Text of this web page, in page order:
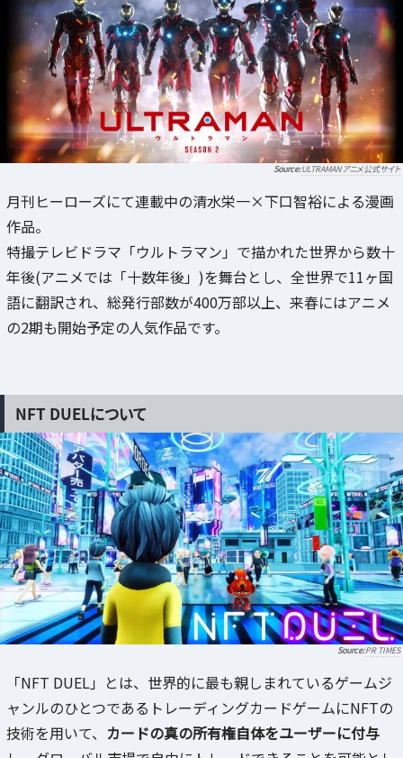
ULTRAMANアニメ公式サイト
月刊ヒーローズにて連載中の清水栄一×下口智裕による漫画
作品。
特撮テレビドラマ「ウルトラマン」で描かれた世界から数十
年後(アニメでは「十数年後」)を舞台とし、全世界で11ヶ国
語に翻訳され、総発行部数が400万部以上、来春にはアニメ
の2期も開始予定の人気作品です。
NFT DUELについて
PR TIMES
「NFT DUEL」とは、世界的に最も親しまれているゲームジ
ャンルのひとつであるトレーディングカードゲームにNFTの
技術を用いて、 カードの真の所有権自体をユーザーに付与